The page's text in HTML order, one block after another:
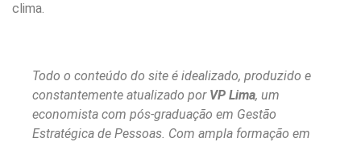
clima.
Todo o conteúdo do site é idealizado, produzido e
constantemente atualizado por VP Lima, um
economista com pós-graduação em Gestão
Estratégica de Pessoas. Com ampla formação em